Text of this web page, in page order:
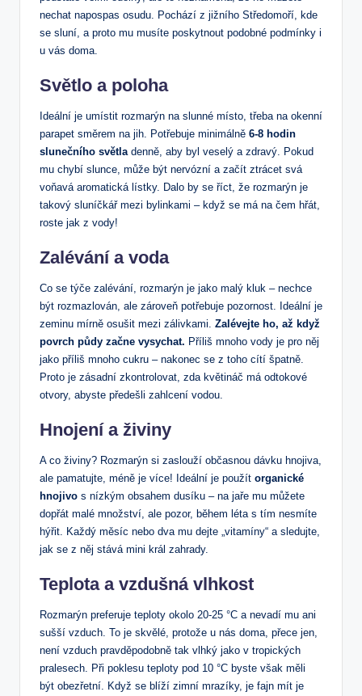
nechat napospas osudu. Pochází z jižního Středomoří, kde
se sluní, a proto mu musíte poskytnout podobné podmínky i
u vás doma.
Světlo a poloha
Ideální je umístit rozmarýn na slunné místo, třeba na okenní
parapet směrem na jih. Potřebuje minimálně 6-8 hodin
slunečního světla denně, aby byl veselý a zdravý. Pokud
mu chybí slunce, může být nervózní a začít ztrácet svá
voňavá aromatická lístky. Dalo by se říct, že rozmarýn je
takový sluníčkář mezi bylinkami – když se má na čem hřát,
roste jak z vody!
Zalévání a voda
Co se týče zalévání, rozmarýn je jako malý kluk – nechce
být rozmazlován, ale zároveň potřebuje pozornost. Ideální je
zeminu mírně osušit mezi zálivkami. Zalévejte ho, až když
povrch půdy začne vysychat. Příliš mnoho vody je pro něj
jako příliš mnoho cukru – nakonec se z toho cítí špatně.
Proto je zásadní zkontrolovat, zda květináč má odtokové
otvory, abyste předešli zahlcení vodou.
Hnojení a živiny
A co živiny? Rozmarýn si zaslouží občasnou dávku hnojiva,
ale pamatujte, méně je více! Ideální je použít organické
hnojivo s nízkým obsahem dusíku – na jaře mu můžete
dopřát malé množství, ale pozor, během léta s tím nesmíte
hýřit. Každý měsíc nebo dva mu dejte „vitamíny“ a sledujte,
jak se z něj stává mini král zahrady.
Teplota a vzdušná vlhkost
Rozmarýn preferuje teploty okolo 20-25 °C a nevadí mu ani
sušší vzduch. To je skvělé, protože u nás doma, přece jen,
není vzduch pravděpodobně tak vlhký jako v tropických
pralesech. Při poklesu teploty pod 10 °C byste však měli
být obezřetní. Když se blíží zimní mrazíky, je fajn mít je